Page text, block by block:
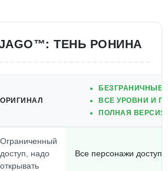
ТЕНЬ РОНИНА
ОРИГИНАЛ
БЕЗГРАНИЧНЫЕ
ВСЕ УРОВНИ И
ПОЛНАЯ
Ограниченный
доступ, надо
открывать
Все персонажи